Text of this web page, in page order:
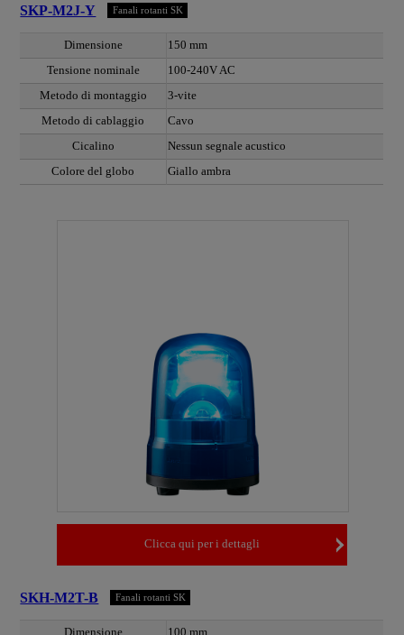
SKP-M2J-Y Fanali rotanti SK
Dimensione
150 mm
Tensione nominale
100-240V AC
Metodo di montaggio
3-vite
Metodo di cablaggio
Cavo
Cicalino
Nessun segnale acustico
Colore del globo
Giallo ambra
Clicca qui per i dettagli
SKH-M2T-B Fanali rotanti SK